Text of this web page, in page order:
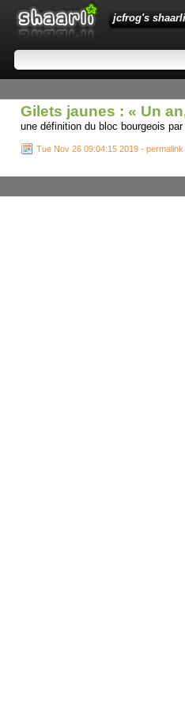
jcfrog's shaarli
Gilets jaunes : « Un
une définition du bloc bourgeois
Tue Nov 26 09:04:15 2019 - permalink